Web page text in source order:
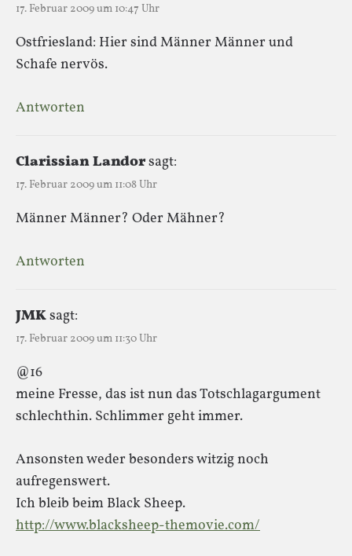
17. Februar 2009 um 10:47 Uhr
Ostfriesland: Hier sind Männer Männer und
Schafe nervös.
Antworten
Clarissian Landorsagt:
17. Februar 2009 um 11:08 Uhr
Männer Männer? Oder Mähner?
Antworten
JMKsagt:
17. Februar 2009 um 11:30 Uhr
@16
meine Fresse, das ist nun das Totschlagargument
schlechthin. Schlimmer geht immer.
Ansonsten weder besonders witzig noch
aufregenswert.
Ich bleib beim Black Sheep.
http://www.blacksheep-themovie.com/